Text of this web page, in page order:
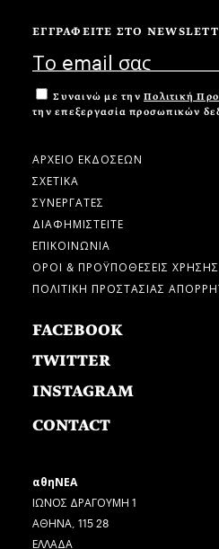
ΕΓΓΡΑΦΕΙΤΕ ΣΤΟ
Συναινώ με την Πολιτική
την επεξεργασία προσωπικών
ΑΡΧΕΙΟ ΕΚΔΟΣΕΩΝ
ΣΧΕΤΙΚΑ
ΣΥΝΕΡΓΑΤΕΣ
ΔΙΑΦΗΜΙΣΤΕΙΤΕ
ΕΠΙΚΟΙΝΩΝΙΑ
ΟΡΟΙ & ΠΡΟΫΠΟΘΕΣΕΙΣ ΧΡΗΣΗΣ
ΠΟΛΙΤΙΚΗ ΠΡΟΣΤΑΣΙΑΣ
FACEBOOK
TWITTER
INSTAGRAM
CONTACT
αθηΝΕΑ
ΙΩΝΟΣ ΔΡΑΓΟΥΜΗ 1
ΑΘΗΝΑ, 115 28
ΕΛΛΑΔΑ